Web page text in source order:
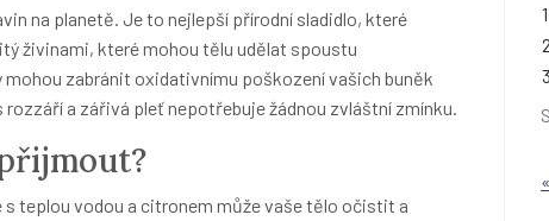
na planetě. Je to nejlepší přírodní sladidlo, které
živinami, které mohou tělu udělat spoustu
zabránit oxidativnímu poškození vašich buněk
a zářivá pleť nepotřebuje žádnou zvláštní zmínku.
s teplou vodou a citronem může vaše tělo očistit a